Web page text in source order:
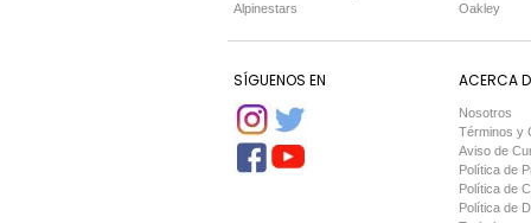
Alpinestars
Oakley
SÍGUENOS EN ACERCA
Nosotros
Términos y
Aviso de
Política de
Política de
Política de